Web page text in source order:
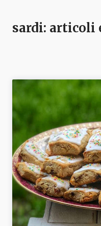
sardi: articoli